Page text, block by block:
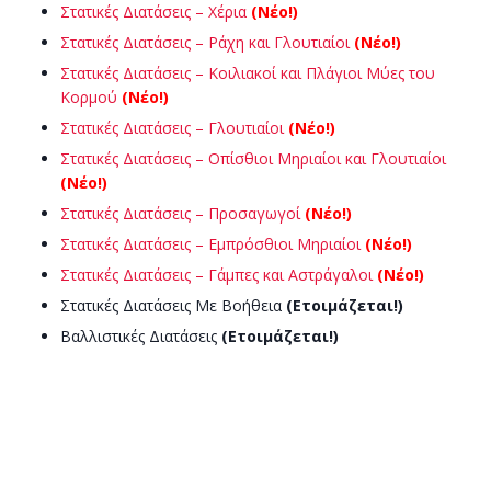
Στατικές Διατάσεις – Χέρια (Νέο!)
Στατικές Διατάσεις – Ράχη και Γλουτιαίοι (Νέο!)
Στατικές Διατάσεις – Κοιλιακοί και Πλάγιοι Μύες του
Κορμού (Νέο!)
Στατικές Διατάσεις – Γλουτιαίοι (Νέο!)
Στατικές Διατάσεις – Οπίσθιοι Μηριαίοι και Γλουτιαίοι
(Νέο!)
Στατικές Διατάσεις – Προσαγωγοί (Νέο!)
Στατικές Διατάσεις – Εμπρόσθιοι Μηριαίοι (Νέο!)
Στατικές Διατάσεις – Γάμπες και Αστράγαλοι (Νέο!)
Στατικές Διατάσεις Με Βοήθεια (Ετοιμάζεται!)
Βαλλιστικές Διατάσεις (Ετοιμάζεται!)